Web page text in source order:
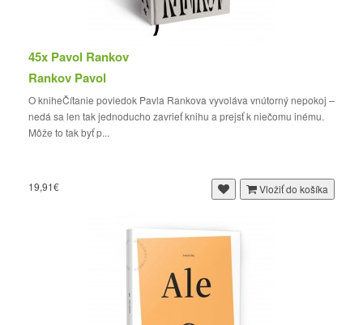
45x Pavol Rankov
Rankov Pavol
O kniheČítanie poviedok Pavla Rankova vyvoláva vnútorný nepokoj –
nedá sa len tak jednoducho zavrieť knihu a prejsť k niečomu inému.
Môže to tak byť p...
19,91€ Vložiť do košíka